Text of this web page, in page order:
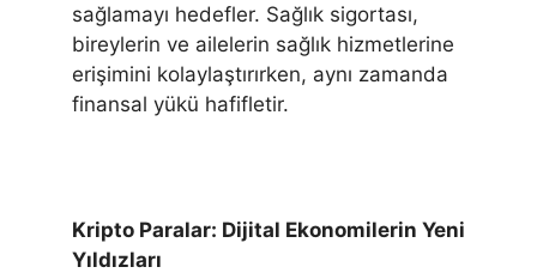
sağlamayı hedefler. Sağlık sigortası,
bireylerin ve ailelerin sağlık hizmetlerine
erişimini kolaylaştırırken, aynı zamanda
finansal yükü hafifletir.
Kripto Paralar: Dijital Ekonomilerin Yeni
Yıldızları